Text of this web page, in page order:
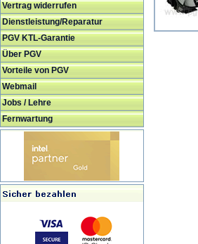
Vertrag widerrufen
Dienstleistung/Reparatur
PGV KTL-Garantie
Über PGV
Vorteile von PGV
Webmail
Jobs / Lehre
Fernwartung